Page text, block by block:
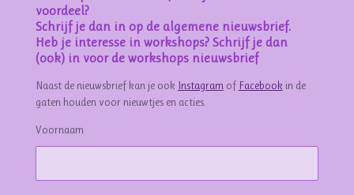
voordeel?
Schrijf je dan in op de algemene nieuwsbrief.
Heb je interesse in workshops? Schrijf je dan
(ook) in voor de workshops nieuwsbrief
Naast de nieuwsbrief kan je ook Instagram of Facebook in de
gaten houden voor nieuwtjes en acties.
Voornaam